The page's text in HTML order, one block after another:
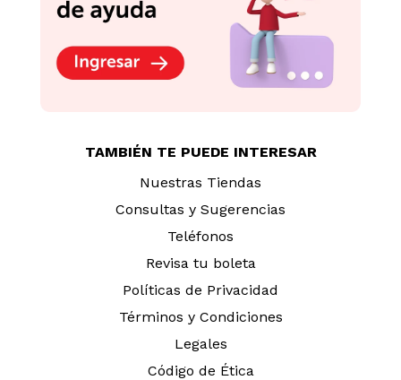
TAMBIÉN TE PUEDE INTERESAR
Nuestras Tiendas
Consultas y Sugerencias
Teléfonos
Revisa tu boleta
Políticas de Privacidad
Términos y Condiciones
Legales
Código de Ética